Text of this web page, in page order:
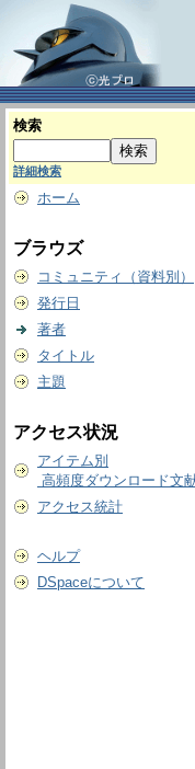
検索
詳細検索
ホーム
ブラウズ
コミュニティ（資料別）
発行日
著者
タイトル
主題
アクセス状況
アイテム別
高頻度ダウンロード文
アクセス統計
ヘルプ
DSpaceについて